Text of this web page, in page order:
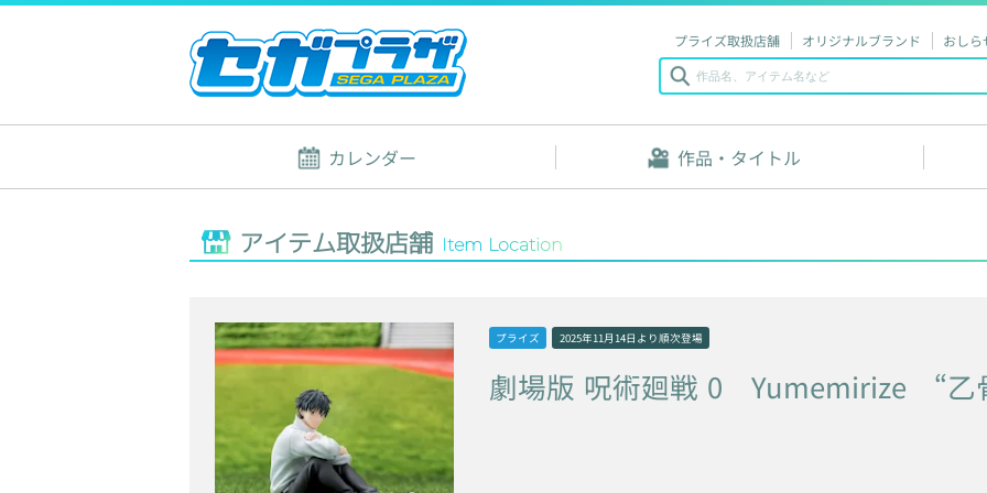
プライズ取扱店舗 オリジナルブランド おしら
カレンダー 作品・タイトル
アイテム取扱店舗 Item Location
プライズ 2025年11月14日 より順次登場
劇場版 呪術廻戦 0 Yumemirize “乙